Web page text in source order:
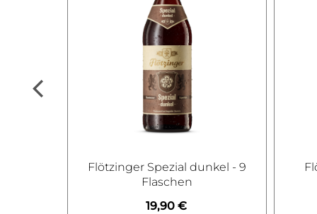
Flötzinger Spezial dunkel - 9
Flaschen
19,90 €